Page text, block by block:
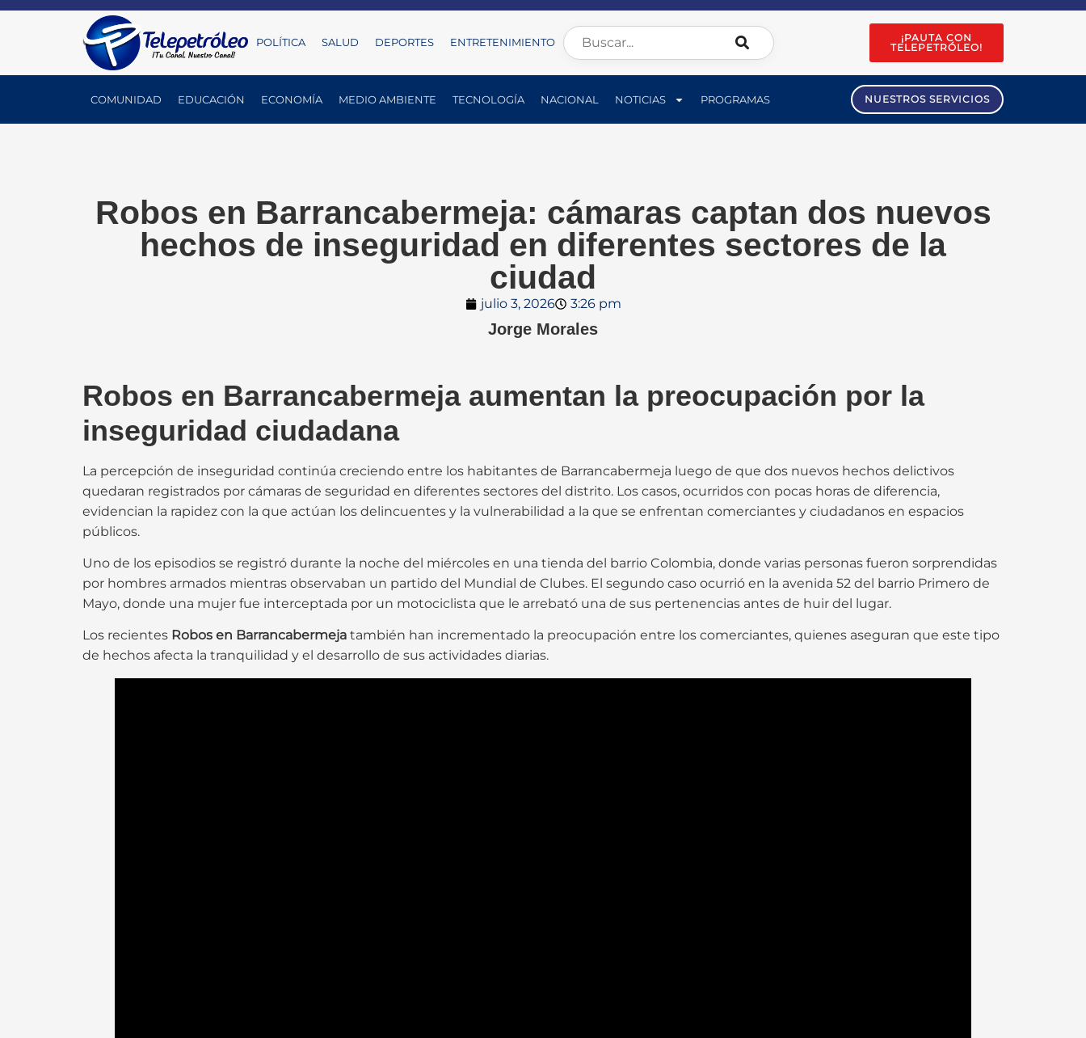
POLÍTICA SALUD DEPORTES ENTRETENIMIENTO
¡PAUTA CON
TELEPETRÓLEO!
COMUNIDAD EDUCACIÓN ECONOMÍA MEDIO AMBIENTE TECNOLOGÍA NACIONAL NOTICIAS PROGRAMAS NUESTROS SERVICIOS
Robos en Barrancabermeja: cámaras captan dos nuevos
hechos de inseguridad en diferentes sectores de la
ciudad
julio 3, 2026 3:26 pm
Jorge Morales
Robos en Barrancabermeja aumentan la preocupación por la
inseguridad ciudadana
La percepción de inseguridad continúa creciendo entre los habitantes de Barrancabermeja luego de que dos nuevos hechos delictivos
quedaran registrados por cámaras de seguridad en diferentes sectores del distrito. Los casos, ocurridos con pocas horas de diferencia,
evidencian la rapidez con la que actúan los delincuentes y la vulnerabilidad a la que se enfrentan comerciantes y ciudadanos en espacios
públicos.
Uno de los episodios se registró durante la noche del miércoles en una tienda del barrio Colombia, donde varias personas fueron sorprendidas
por hombres armados mientras observaban un partido del Mundial de Clubes. El segundo caso ocurrió en la avenida 52 del barrio Primero de
Mayo, donde una mujer fue interceptada por un motociclista que le arrebató una de sus pertenencias antes de huir del lugar.
Los recientes Robos en Barrancabermeja también han incrementado la preocupación entre los comerciantes, quienes aseguran que este tipo
de hechos afecta la tranquilidad y el desarrollo de sus actividades diarias.